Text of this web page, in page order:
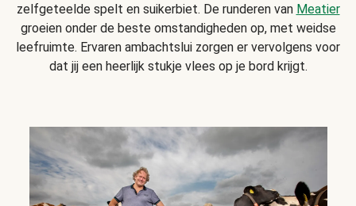
zelfgeteelde spelt en suikerbiet. De runderen van Meatier
groeien onder de beste omstandigheden op, met weidse
leefruimte. Ervaren ambachtslui zorgen er vervolgens voor
dat jij een heerlijk stukje vlees op je bord krijgt.